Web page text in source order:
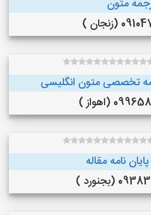
متون
(زنجان )
تخصصی متون انگلیسی
(اهواز )
نامه مقاله
(بجنورد )